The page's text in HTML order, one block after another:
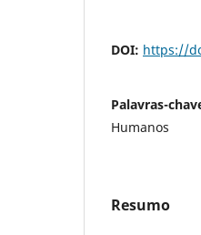
DOI: https://
Palavras-
Humanos
Resumo